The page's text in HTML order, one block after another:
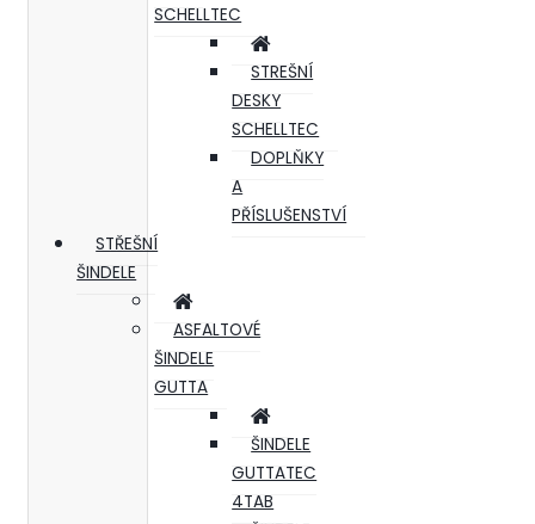
SCHELLTEC
STREŠNÍ
DESKY
SCHELLTEC
DOPLŇKY
A
PŘÍSLUŠENSTVÍ
STŘEŠNÍ
ŠINDELE
ASFALTOVÉ
ŠINDELE
GUTTA
ŠINDELE
GUTTATEC
4TAB